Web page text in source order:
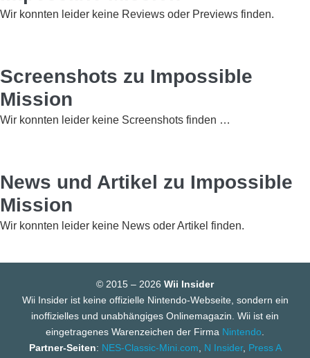
Wir konnten leider keine Reviews oder Previews finden.
Screenshots zu Impossible
Mission
Wir konnten leider keine Screenshots finden …
News und Artikel zu Impossible
Mission
Wir konnten leider keine News oder Artikel finden.
© 2015 – 2026 Wii Insider
Wii Insider ist keine offizielle Nintendo-Webseite, sondern ein
inoffizielles und unabhängiges Onlinemagazin. Wii ist ein
eingetragenes Warenzeichen der Firma Nintendo
Partner-Seiten: NES-Classic-Mini.com N Insider, Press A